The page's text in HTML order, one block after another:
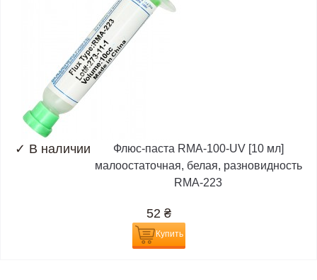
✓ В наличии
Флюс-паста RMA-100-UV [10 мл]
малоостаточная, белая, разновидность
RMA-223
52 ₴
Купить